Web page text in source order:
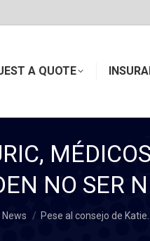
A QUOTE
NO SER
News Pese al consejo de Katie…